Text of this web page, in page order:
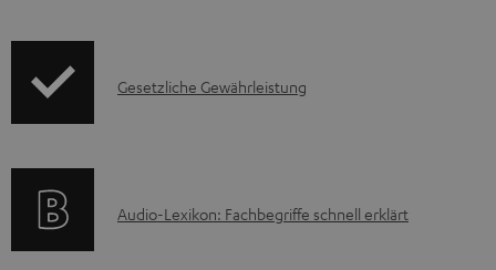
m
u
u
A
I
r
Gesetzliche Gewährleistung
A
Audio-Lexikon: Fachbegriffe schnell erklärt